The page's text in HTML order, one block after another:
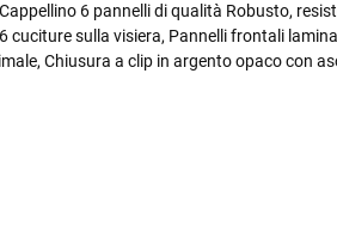
6 pannelli di qualità Robusto,
cuciture sulla visiera, Pannelli frontali
Chiusura a clip in argento opaco con